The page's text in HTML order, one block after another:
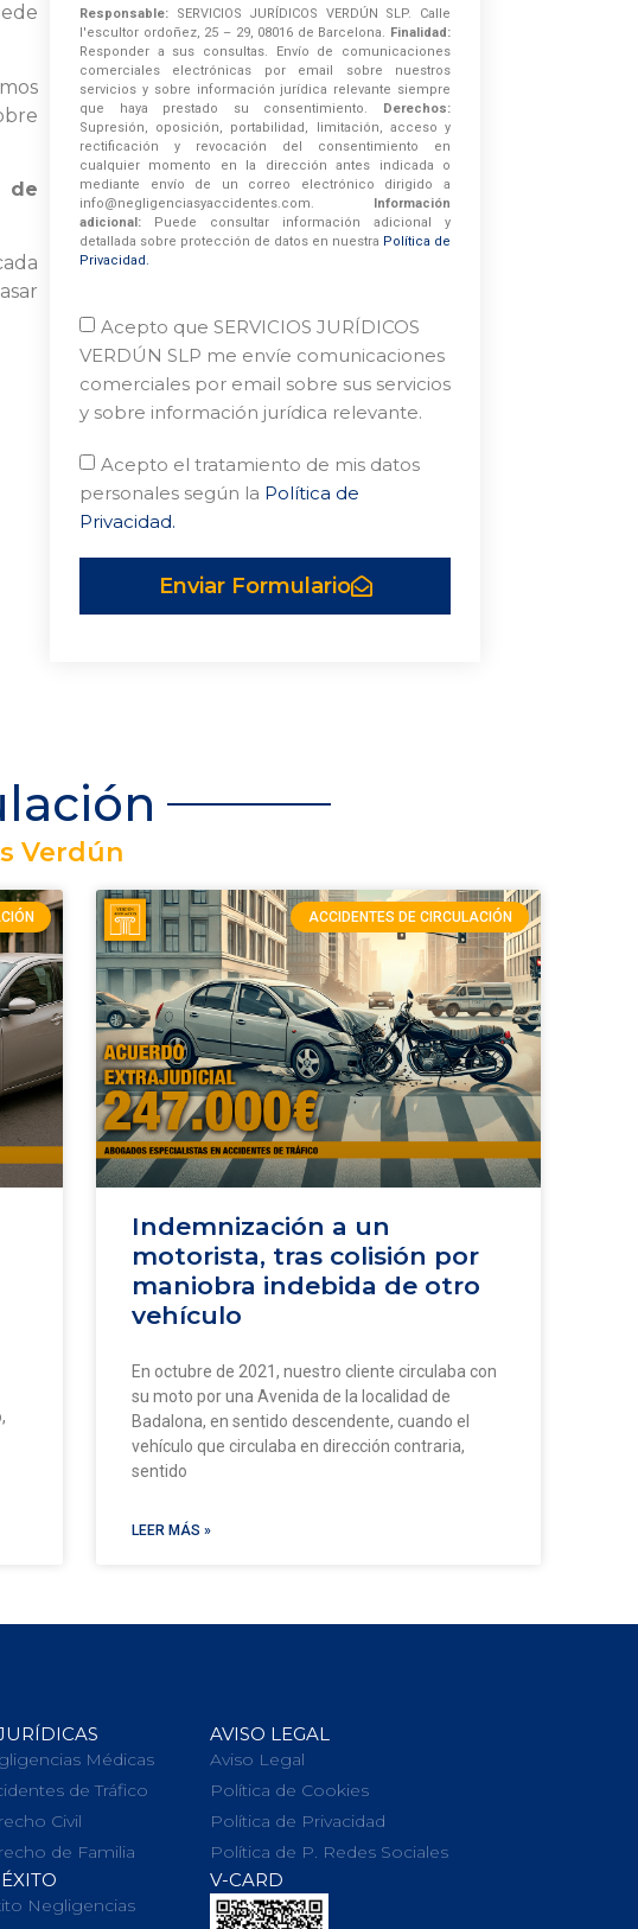
de
Responsable: SERVICIOS JURÍDICOS VERDÚN SLP. Calle
l'escultor ordoñez, 25 – 29, 08016 de Barcelona. Finalidad:
Responder a sus consultas. Envío de comunicaciones
comerciales electrónicas por email sobre nuestros
servicios y sobre información jurídica relevante siempre
que haya prestado su consentimiento. Derechos:
Supresión, oposición, portabilidad, limitación, acceso y
rectificación y revocación del consentimiento en
cualquier momento en la dirección antes indicada o
mediante envío de un correo electrónico dirigido a
info@negligenciasyaccidentes.com. Información
adicional: Puede consultar información adicional y
detallada sobre protección de datos en nuestra Política de
Privacidad.
Acepto que SERVICIOS JURÍDICOS
VERDÚN SLP me envíe comunicaciones
comerciales por email sobre sus servicios
y sobre información jurídica relevante.
Acepto el tratamiento de mis datos
personales según la Política de
Privacidad.
Enviar Formulario
Verdún
ACCIDENTES DE CIRCULACIÓN
Indemnización a un
motorista, tras colisión por
maniobra indebida de otro
vehículo
En octubre de 2021, nuestro cliente circulaba con
su moto por una Avenida de la localidad de
Badalona, en sentido descendente, cuando el
vehículo que circulaba en dirección contraria,
sentido
LEER MÁS »
Médicas
de Tráfico
Civil
de Familia
Negligencias
AVISO LEGAL
Aviso Legal
Política de Cookies
Política de Privacidad
Política de P. Redes Sociales
V-CARD